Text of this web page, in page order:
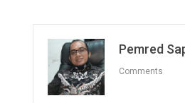
Pemred
Comments